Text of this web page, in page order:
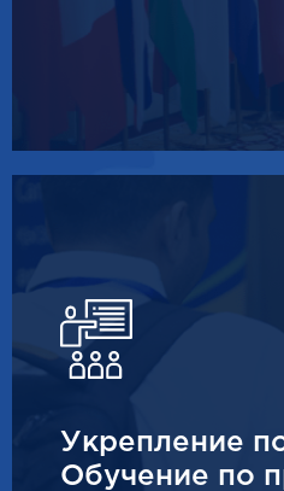
Укрепление
Обучение по